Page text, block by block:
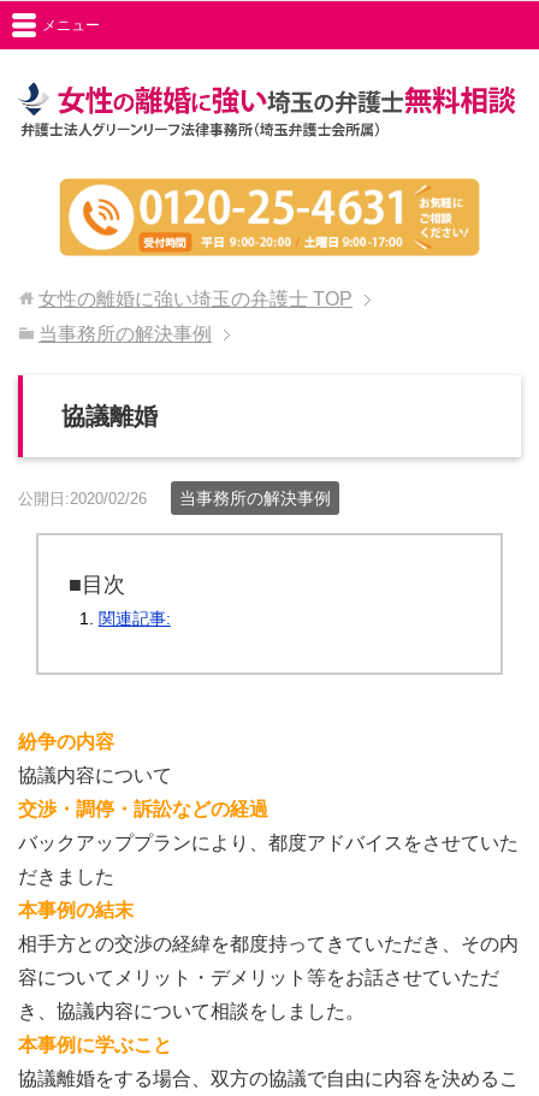
メニュー
女性の離婚に強い埼玉の弁護士 TOP
当事務所の解決事例
協議離婚
公開日:2020/02/26 当事務所の解決事例
■目次
関連記事:
紛争の内容
協議内容について
交渉・調停・訴訟などの経過
バックアッププランにより、都度アドバイスをさせていた
だきました
本事例の結末
相手方との交渉の経緯を都度持ってきていただき、その内
容についてメリット・デメリット等をお話させていただ
き、協議内容について相談をしました。
本事例に学ぶこと
協議離婚をする場合、双方の協議で自由に内容を決めるこ